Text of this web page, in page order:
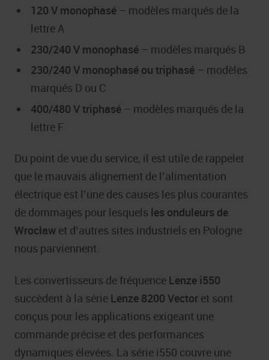
120 V monophasé – modèles marqués de la
lettre A
230/240 V monophasé – modèles marqués B
230/240 V monophasé ou triphasé – modèles
marqués D ou C
400/480 V triphasé – modèles marqués de la
lettre F
Du point de vue du service, il est utile de rappeler
que le mauvais alignement de l’alimentation
électrique est l’une des causes les plus courantes
de dommages pour lesquels les onduleurs de
Wrocław et d’autres sites industriels en Pologne
nous parviennent.
Les convertisseurs de fréquence Lenze i550
succèdent à la série Lenze 8200 Vector et sont
conçus pour les applications exigeant une
commande précise et des performances
dynamiques élevées. La série i550 couvre une